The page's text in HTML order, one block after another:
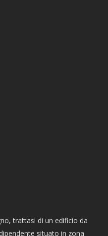
trattasi di un edificio da
situato in zona